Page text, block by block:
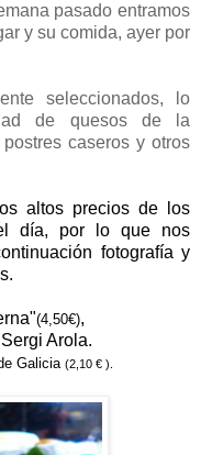
pasado entramos
y su comida, ayer por
seleccionados, lo
de quesos de la
caseros y otros
altos precios de los
día, por lo que nos
fotografía y
(4,50€),
Arola.
Galicia (2,10 € ).